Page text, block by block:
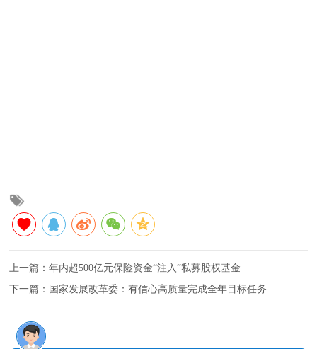
上一篇：年内超500亿元保险资金“注入”私募股权基金
下一篇： 国家发展改革委：有信心高质量完成全年目标任务